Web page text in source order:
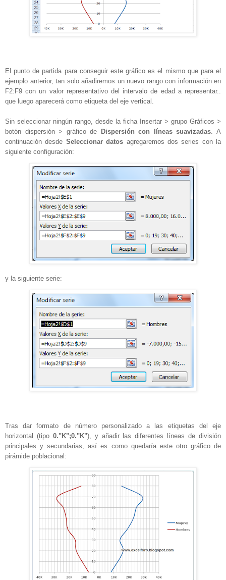
El punto de partida para conseguir este gráfico es el mismo que para el
ejemplo anterior, tan solo añadiremos un nuevo rango con información en
F2:F9 con un valor representativo del intervalo de edad a representar..
que luego aparecerá como etiqueta del eje vertical.
Sin seleccionar ningún rango, desde la ficha Insertar > grupo Gráficos >
botón dispersión > gráfico de
Dispersión con líneas suavizadas . A
continuación desde Seleccionar datos agregaremos dos series con la
siguiente configuración:
y la siguiente serie:
Tras dar formato de número personalizado a las etiquetas del eje
horizontal (tipo 0."K";0."K"), y añadir las diferentes líneas de división
principales y secundarias, así es como quedaría este otro gráfico de
pirámide poblacional: